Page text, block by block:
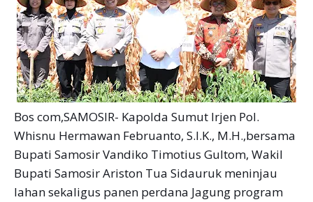
Bos com,SAMOSIR- Kapolda Sumut Irjen Pol.
Whisnu Hermawan Februanto, S.I.K., M.H.,bersama
Bupati Samosir Vandiko Timotius Gultom, Wakil
Bupati Samosir Ariston Tua Sidauruk meninjau
lahan sekaligus panen perdana Jagung program